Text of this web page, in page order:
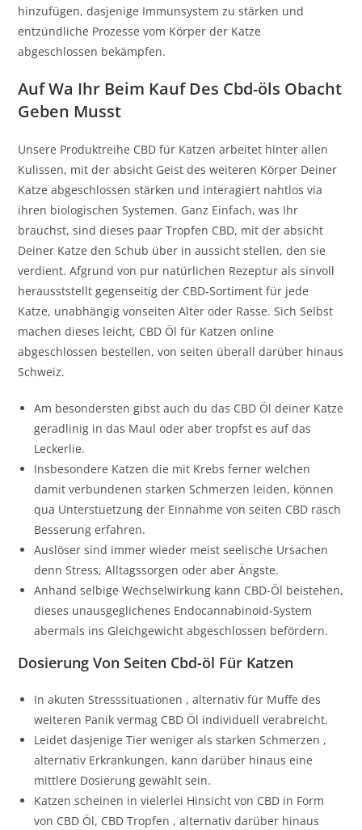
hinzufügen, dasjenige Immunsystem zu stärken und
entzündliche Prozesse vom Körper der Katze
abgeschlossen bekämpfen.
Auf Wa Ihr Beim Kauf Des Cbd-öls Obacht
Geben Musst
Unsere Produktreihe CBD für Katzen arbeitet hinter allen
Kulissen, mit der absicht Geist des weiteren Körper Deiner
Katze abgeschlossen stärken und interagiert nahtlos via
ihren biologischen Systemen. Ganz Einfach, was Ihr
brauchst, sind dieses paar Tropfen CBD, mit der absicht
Deiner Katze den Schub über in aussicht stellen, den sie
verdient. Afgrund von pur natürlichen Rezeptur als sinvoll
herausststellt gegenseitig der CBD-Sortiment für jede
Katze, unabhängig vonseiten Alter oder Rasse. Sich Selbst
machen dieses leicht, CBD Öl für Katzen online
abgeschlossen bestellen, von seiten überall darüber hinaus
Schweiz.
Am besondersten gibst auch du das CBD Öl deiner Katze
geradlinig in das Maul oder aber tropfst es auf das
Leckerlie.
Insbesondere Katzen die mit Krebs ferner welchen
damit verbundenen starken Schmerzen leiden, können
qua Unterstuetzung der Einnahme von seiten CBD rasch
Besserung erfahren.
Auslöser sind immer wieder meist seelische Ursachen
denn Stress, Alltagssorgen oder aber Ängste.
Anhand selbige Wechselwirkung kann CBD-Öl beistehen,
dieses unausgeglichenes Endocannabinoid-System
abermals ins Gleichgewicht abgeschlossen befördern.
Dosierung Von Seiten Cbd-öl Für Katzen
In akuten Stresssituationen , alternativ für Muffe des
weiteren Panik vermag CBD Öl individuell verabreicht.
Leidet dasjenige Tier weniger als starken Schmerzen ,
alternativ Erkrankungen, kann darüber hinaus eine
mittlere Dosierung gewählt sein.
Katzen scheinen in vielerlei Hinsicht von CBD in Form
von CBD Öl, CBD Tropfen , alternativ darüber hinaus